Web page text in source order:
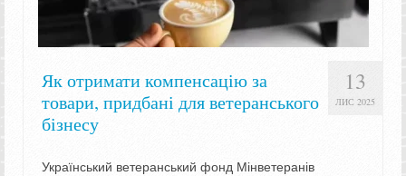
13
ЛИС 2025
Як отримати компенсацію за
товари, придбані для ветеранського
бізнесу
Український ветеранський фонд Мінветеранів